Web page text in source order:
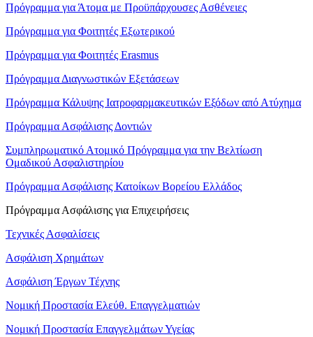
Πρόγραμμα για Άτομα με Προϋπάρχουσες Ασθένειες
Πρόγραμμα για Φοιτητές Εξωτερικού
Πρόγραμμα για Φοιτητές Erasmus
Πρόγραμμα Διαγνωστικών Εξετάσεων
Πρόγραμμα Κάλυψης Ιατροφαρμακευτικών Εξόδων από Ατύχημα
Πρόγραμμα Ασφάλισης Δοντιών
Συμπληρωματικό Ατομικό Πρόγραμμα για την Βελτίωση
Ομαδικού Ασφαλιστηρίου
Πρόγραμμα Ασφάλισης Κατοίκων Βορείου Ελλάδος
Πρόγραμμα Ασφάλισης για Επιχειρήσεις
Τεχνικές Ασφαλίσεις
Ασφάλιση Χρημάτων
Ασφάλιση Έργων Τέχνης
Νομική Προστασία Ελεύθ. Επαγγελματιών
Νομική Προστασία Επαγγελμάτων Υγείας